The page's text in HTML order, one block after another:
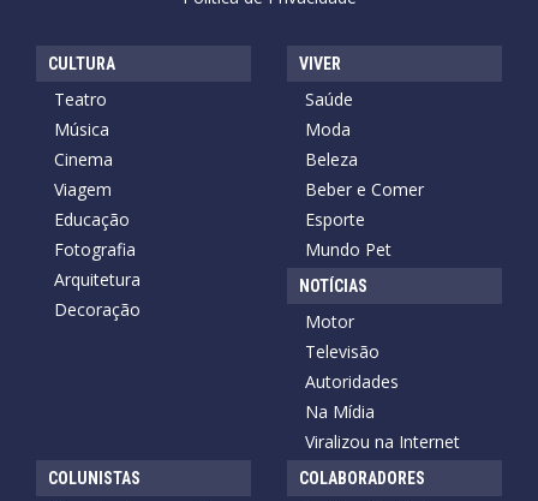
CULTURA
Teatro
Música
Cinema
Viagem
Educação
Fotografia
Arquitetura
Decoração
VIVER
Saúde
Moda
Beleza
Beber e Comer
Esporte
Mundo Pet
NOTÍCIAS
Motor
Televisão
Autoridades
Na Mídia
Viralizou na Internet
COLUNISTAS COLABORADORES